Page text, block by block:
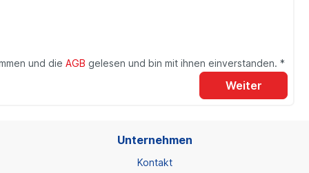
und die AGB gelesen und bin mit ihnen einverstanden. *
Weiter
Unternehmen
Kontakt